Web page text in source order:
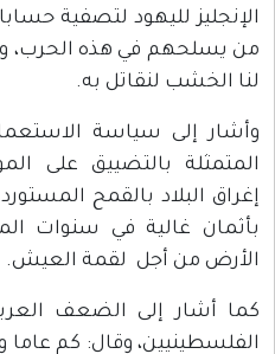
الإنجليز لليهود لتصفية
من يسلحهم في هذه الحرب،
لنا الخشب لنقاتل به.
وأشار إلى سياسة
المتمثلة بالتضييق على
إغراق البلاد بالقمح
بأثمان غالية في سنوات
الأرض من أجل لقمة العيش.
كما أشار إلى الضعف
الفلسطينيين، وقال: كم